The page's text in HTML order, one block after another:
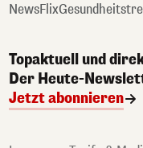
NewsFlix
Topaktuell und
Der Heute-
Jetzt abonnieren